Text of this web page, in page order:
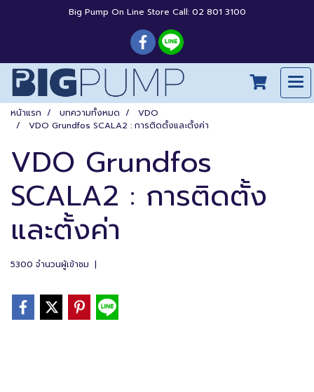
Big Pump On Line Store Call: 02 801 3100
หน้าแรก บทความทั้งหมด
VDO
VDO Grundfos SCALA2 : การติดตั้งและตั้งค่า
VDO Grundfos
SCALA2 : การติดตั้ง
และตั้งค่า
5300 จำนวนผู้เข้าชม |